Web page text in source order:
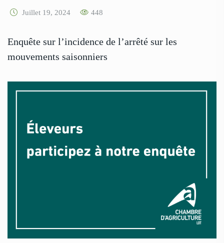
Juillet 19, 2024 448
Enquête sur l’incidence de l’arrêté sur les
mouvements saisonniers